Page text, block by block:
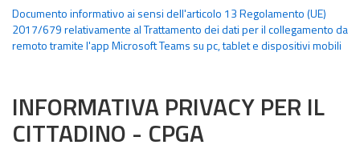
Documento informativo ai sensi dell'articolo 13 Regolamento (UE)
2017/679 relativamente al Trattamento dei dati per il collegamento da
remoto tramite l'app Microsoft Teams su pc, tablet e dispositivi mobili
INFORMATIVA PRIVACY PER IL
CITTADINO - CPGA